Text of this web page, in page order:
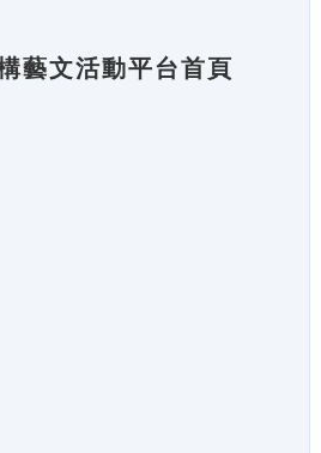
藝文活動平台首頁